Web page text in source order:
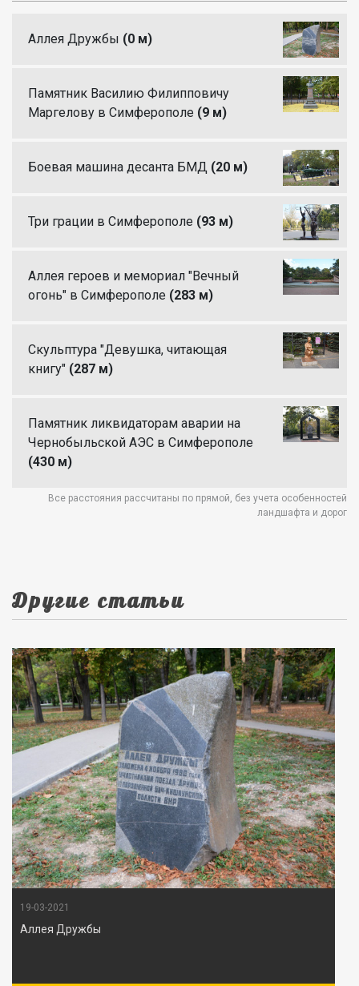
Аллея Дружбы (0 м)
Памятник Василию Филипповичу
Маргелову в Симферополе (9 м)
Боевая машина десанта БМД (20 м)
Три грации в Симферополе (93 м)
Аллея героев и мемориал "Вечный
огонь" в Симферополе (283 м)
Скульптура "Девушка, читающая
книгу" (287 м)
Памятник ликвидаторам аварии на
Чернобыльской АЭС в Симферополе
(430 м)
Все расстояния рассчитаны по прямой, без учета особенностей
ландшафта и дорог
Другие статьи
19-03-2021
Аллея Дружбы